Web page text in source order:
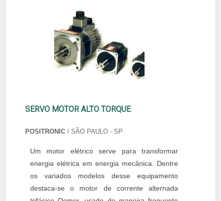
SERVO MOTOR ALTO TORQUE
POSITRONIC / SÃO PAULO - SP
Um motor elétrico serve para transformar
energia elétrica em energia mecânica. Dentre
os variados modelos desse equipamento
destaca-se o motor de corrente alternada